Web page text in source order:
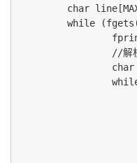
char
while
//解
char